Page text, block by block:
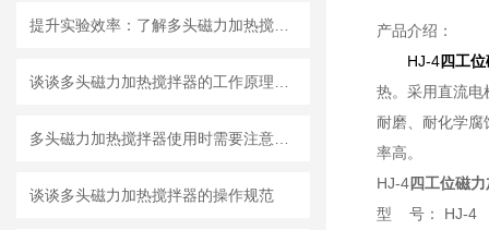
谈谈多头磁力加热搅拌器的操作规范
产品介绍：
HJ-4四工位
热。采用直流电
耐磨、耐化学腐
率高。
HJ-4四工位磁
型 号： HJ-4